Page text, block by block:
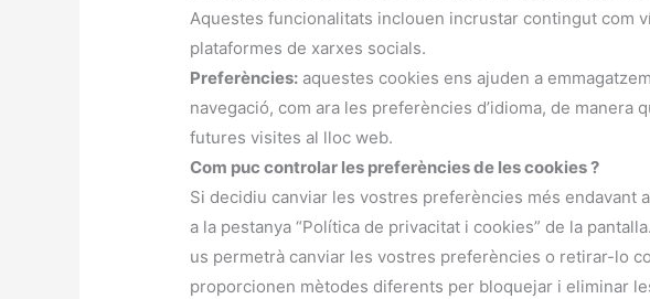
Aquestes funcionalitats inclouen incrustar contingut com
plataformes de xarxes socials.
Preferències: aquestes cookies ens ajuden a
navegació, com ara les preferències d’idioma, de
futures visites al lloc web.
Com puc controlar les preferències de les cookies ?
Si decidiu canviar les vostres preferències més endavant
a la pestanya “Política de privacitat i cookies” de la
us permetrà canviar les vostres preferències o retirar-lo
proporcionen mètodes diferents per bloquejar i eliminar